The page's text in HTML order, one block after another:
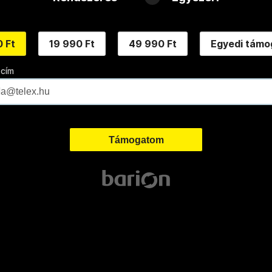
Ft 19 990 Ft 49 990 Ft Egyedi